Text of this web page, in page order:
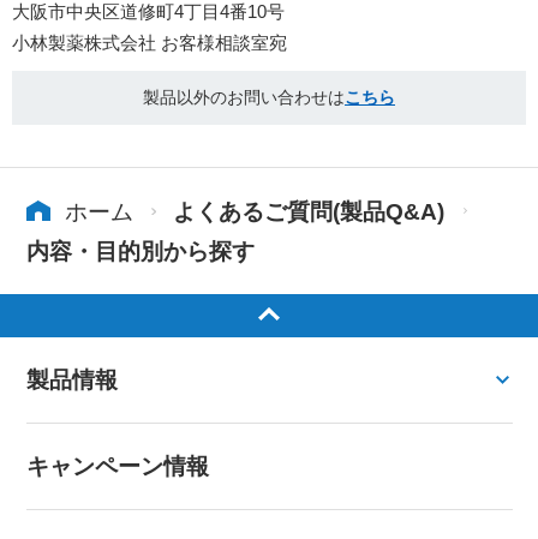
大阪市中央区道修町4丁目4番10号
小林製薬株式会社 お客様相談室宛
製品以外のお問い合わせはこちら
ホーム
よくあるご質問(製品Q&A)
内容・目的別から探す
製品情報
キャンペーン情報